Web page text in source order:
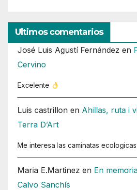
Ultimos comentarios
José Luis Agustí Fernández en
Cervino
Excelente
Luis castrillon en Ahillas, ruta i
Terra D’Art
Me interesa las caminatas ecologicas
Maria E.Martinez en En
Calvo Sanchís